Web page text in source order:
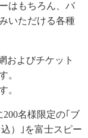
はもちろん、バ
いただける各種
およびチケット
。
。
名様限定の｢ブ
）｣を富士スピー